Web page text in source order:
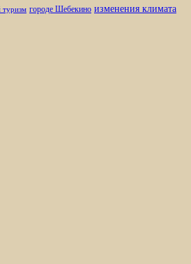
туризм городе Шебекино изменения климата